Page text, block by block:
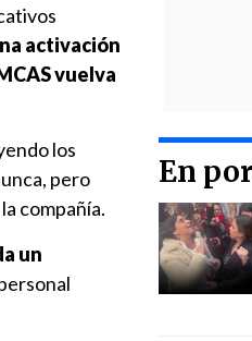
En
activación
vuelva
los
pero
compañía.
un